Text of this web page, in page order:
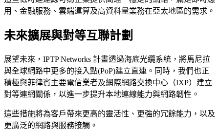
用、金融服務、雲端運算及高資料量業務在亞太地區的需求。
未來擴展與對等互聯計劃
展望未來，IPTP Networks 計畫透過海底光纜系統，將馬尼拉
與全球網路中更多的接入點(PoP)建立直連。同時，我們也正
積極與菲律賓主要電信業者及網際網路交換中心（IXP）建立
對等連網關係，以進一步提升本地連線能力與網路韌性。
這些措施將為客戶帶來更高的靈活性、更強的冗餘能力，以及
更廣泛的網路與服務接觸。